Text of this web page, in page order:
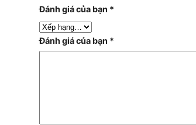
Đánh giá của bạn *
Đánh giá của bạn *